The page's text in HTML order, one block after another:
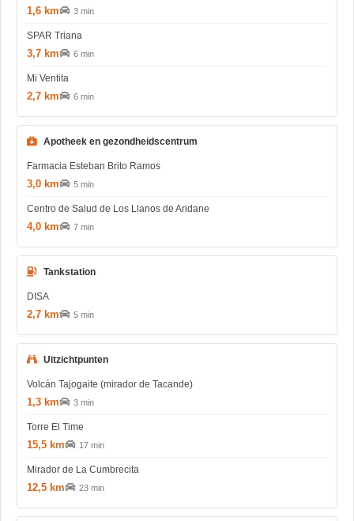
1,6 km 3 min
SPAR Triana
3,7 km 6 min
Mi Ventita
2,7 km 6 min
Apotheek en gezondheidscentrum
Farmacia Esteban Brito Ramos
3,0 km 5 min
Centro de Salud de Los Llanos de Aridane
4,0 km 7 min
Tankstation
DISA
2,7 km 5 min
Uitzichtpunten
Volcán Tajogaite (mirador de Tacande)
1,3 km 3 min
Torre El Time
15,5 km 17 min
Mirador de La Cumbrecita
12,5 km 23 min